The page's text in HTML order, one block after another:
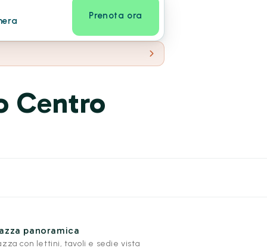
Prenota ora
Centro
panoramica
con lettini, tavoli e sedie vista